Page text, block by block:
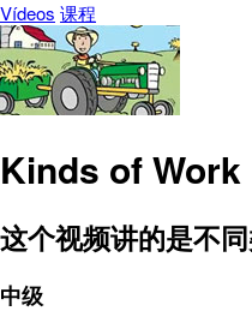
Vídeos 课程
Kinds of Work
这个视频讲的是不同
中级